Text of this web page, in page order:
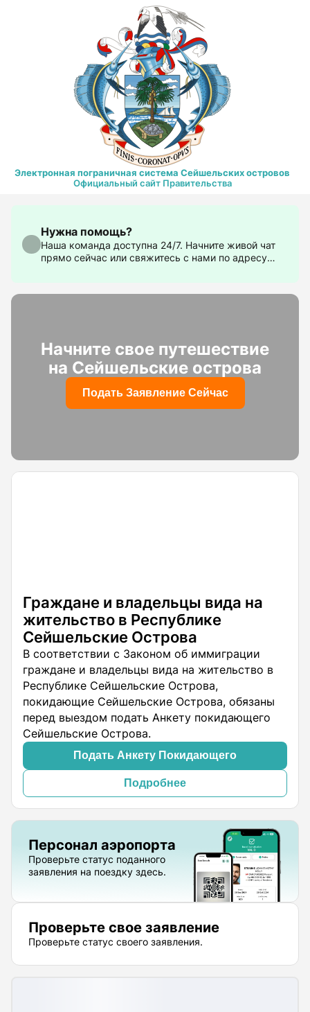
Электронная пограничная система Сейшельских островов
Официальный сайт Правительства
Нужна помощь?
Наша команда доступна 24/7. Начните живой чат
прямо сейчас или свяжитесь с нами по адресу
Начните свое путешествие
на Сейшельские острова
Подать Заявление Сейчас
Граждане и владельцы вида на
жительство в Республике
Сейшельские Острова
В соответствии с Законом об иммиграции
граждане и владельцы вида на жительство в
Республике Сейшельские Острова,
покидающие Сейшельские Острова, обязаны
перед выездом подать Анкету покидающего
Сейшельские Острова.
Подать Анкету Покидающего
Подробнее
Персонал аэропорта
Проверьте статус поданного
заявления на поездку здесь.
Проверьте свое заявление
Проверьте статус своего заявления.